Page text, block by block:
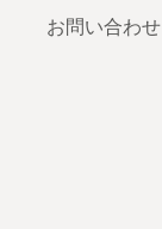
お問い合わせ